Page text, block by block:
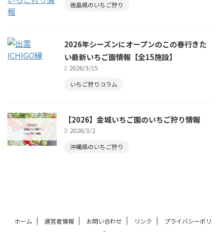
徳島県のいちご狩り
2026年シーズンにオープンのこの春行きた
い最新いちご園情報【全15施設】
2026/3/15
いちご狩りコラム
【2026】金城いちご園のいちご狩り情報
2026/3/2
沖縄県のいちご狩り
ホーム 運営者情報 お問い合わせ リンク
プライバシーポリ